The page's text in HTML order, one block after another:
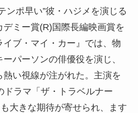
ンポ早い”彼・ハジメを演じる
デミー賞(R)国際長編映画賞を
イブ・マイ・カー』では、物
パーソンの俳優役を演じ、
い視線が注がれた。主演を
ドラマ「ザ・トラベルナー
大きな期待が寄せられ、ます